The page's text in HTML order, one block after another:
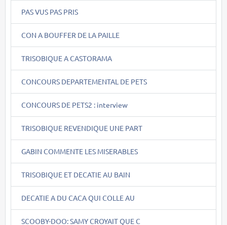
PAS VUS PAS PRIS
CON A BOUFFER DE LA PAILLE
TRISOBIQUE A CASTORAMA
CONCOURS DEPARTEMENTAL DE PETS
CONCOURS DE PETS2 : interview
TRISOBIQUE REVENDIQUE UNE PART
GABIN COMMENTE LES MISERABLES
TRISOBIQUE ET DECATIE AU BAIN
DECATIE A DU CACA QUI COLLE AU
SCOOBY-DOO: SAMY CROYAIT QUE C